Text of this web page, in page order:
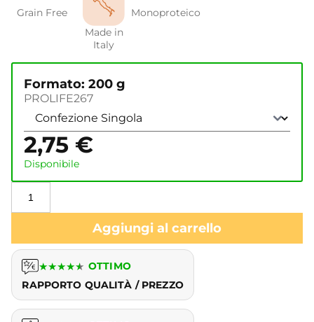
Grain Free
Made in
Italy
Monoproteico
Formato: 200 g
PROLIFE267
2,75 €
Disponibile
Aggiungi al carrello
★★★★★ OTTIMO
RAPPORTO QUALITÀ / PREZZO